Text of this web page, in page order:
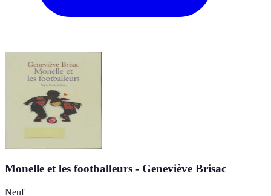
Monelle et les footballeurs - Geneviève Brisac
Neuf